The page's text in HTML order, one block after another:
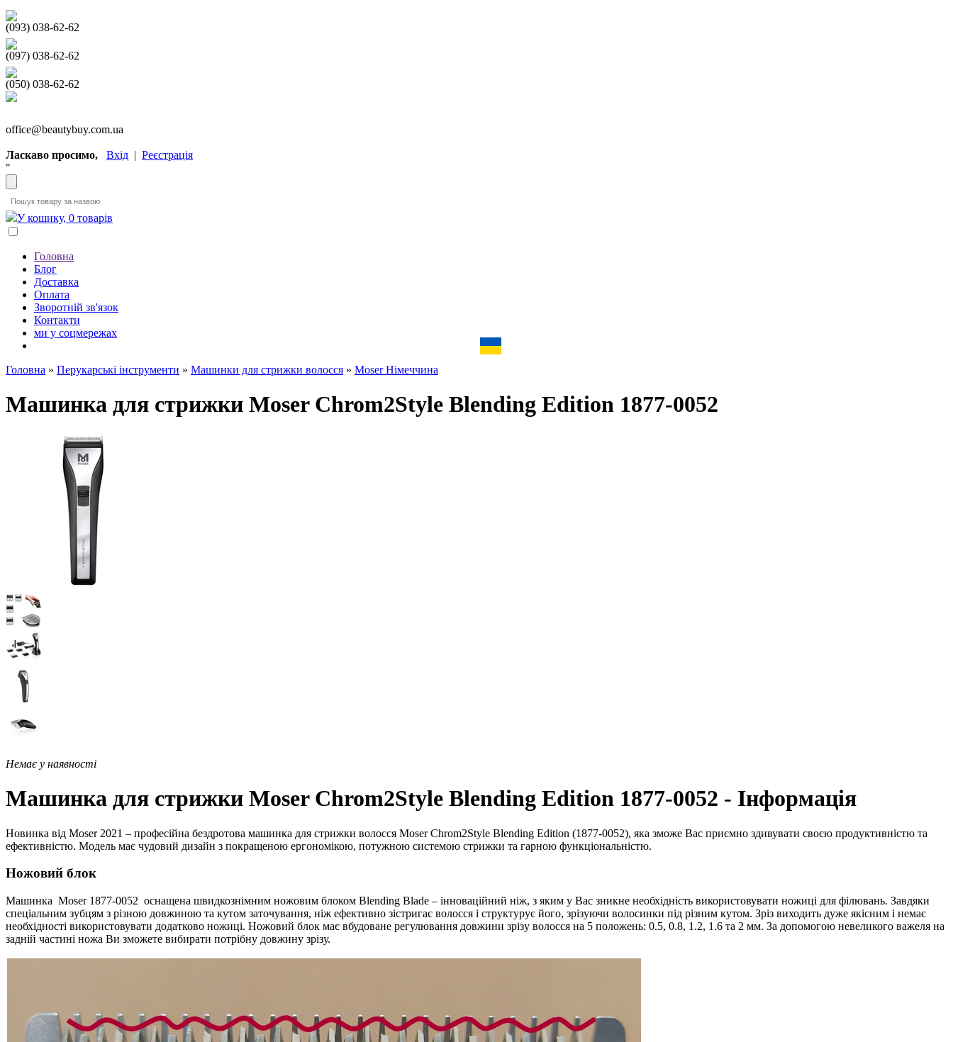
(093) 038-62-62
(097) 038-62-62
(050) 038-62-62
office@beautybuy.com.ua
Ласкаво просимо, Вхід | Реєстрація
"
У кошику, 0 товарів
Головна
Блог
Доставка
Оплата
Зворотній зв'язок
Контакти
ми у соцмережах
Головна » Перукарські інструменти » Машинки для стрижки волосся » Moser Німеччина
Машинка для стрижки Moser Chrom2Style Blending Edition 1877-0052
Немає у наявності
Машинка для стрижки Moser Chrom2Style Blending Edition 1877-0052 - Інформація
Новинка від Moser 2021 – професійна бездротова машинка для стрижки волосся Moser Chrom2Style Blending Edition (1877-0052), яка зможе Вас приємно здивувати своєю продуктивністю та
ефективністю. Модель має чудовий дизайн з покращеною ергономікою, потужною системою стрижки та гарною функціональністю.
Ножовий блок
Машинка Moser 1877-0052 оснащена швидкознімним ножовим блоком Blending Blade – інноваційний ніж, з яким у Вас зникне необхідність використовувати ножиці для філювань. Завдяки
спеціальним зубцям з різною довжиною та кутом заточування, ніж ефективно зістригає волосся і структурує його, зрізуючи волосинки під різним кутом. Зріз виходить дуже якісним і немає
необхідності використовувати додатково ножиці. Ножовий блок має вбудоване регулювання довжини зрізу волосся на 5 положень: 0.5, 0.8, 1.2, 1.6 та 2 мм. За допомогою невеликого важеля на
задній частині ножа Ви зможете вибирати потрібну довжину зрізу.